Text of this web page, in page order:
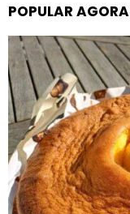
POPULAR AGORA